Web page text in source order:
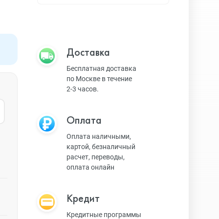
Magic Keyboard
ЗУ и кабели
Игровые консоли
Ремешки для AW
Доставка
Бесплатная доставка
по Москве в течение
2-3 часов.
Оплата
Оплата наличными,
картой, безналичный
расчет, переводы,
оплата онлайн
Кредит
Кредитные программы